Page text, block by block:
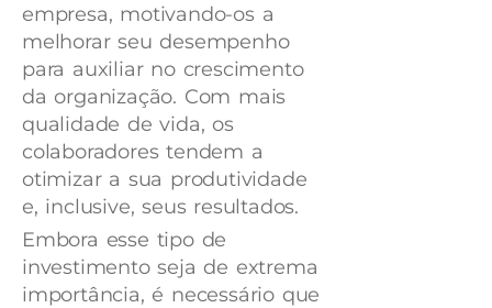
empresa, motivando-os a
melhorar seu desempenho
para auxiliar no crescimento
da organização. Com mais
qualidade de vida, os
colaboradores tendem a
otimizar a sua produtividade
e, inclusive, seus resultados.
Embora esse tipo de
investimento seja de extrema
importância, é necessário que